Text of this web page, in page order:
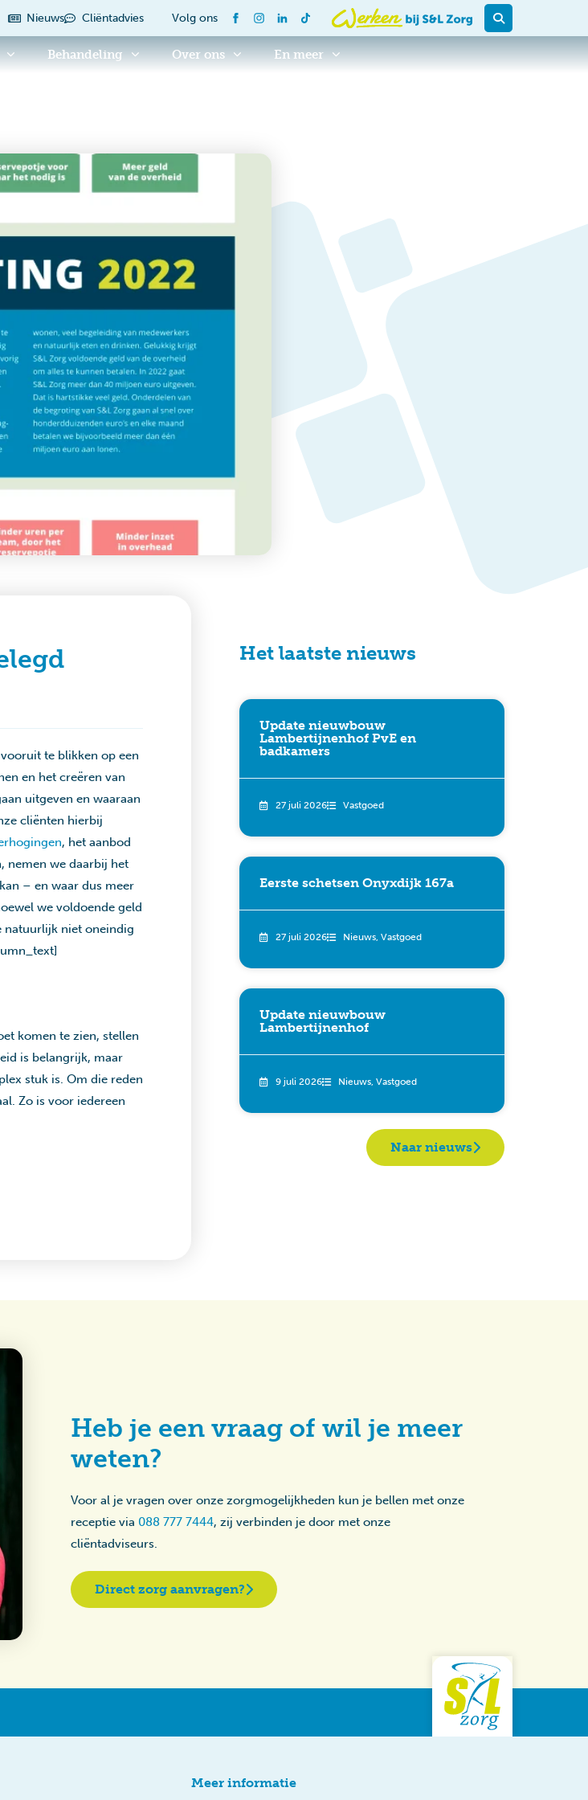
Nieuws Cliëntadvies Volg ons
Behandeling Over ons En meer
te blikken op een
en het creëren van
uitgeven en waaraan
cliënten hierbij
, het aanbod
nemen we daarbij het
– en waar dus meer
we voldoende geld
natuurlijk niet oneindig
komen te zien, stellen
is belangrijk, maar
stuk is. Om die reden
Zo is voor iedereen
Het laatste nieuws
Update nieuwbouw
Lambertijnenhof PvE en
badkamers
27 juli 2026 Vastgoed
Eerste schetsen Onyxdijk 167a
27 juli 2026 Nieuws, Vastgoed
Update nieuwbouw
Lambertijnenhof
9 juli 2026 Nieuws, Vastgoed
Naar nieuws
Heb je een vraag of wil je meer
weten?
Voor al je vragen over onze zorgmogelijkheden kun je bellen met onze
receptie via 088 777 7444, zij verbinden je door met onze
cliëntadviseurs.
Direct zorg aanvragen?
Meer informatie